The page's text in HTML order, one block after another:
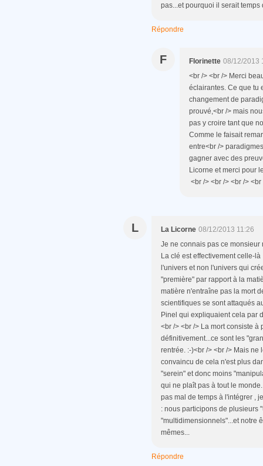
pas...et pourquoi il serait
Répondre
F Florinette 08/12/2013
<br /> <br /> Merci
éclairantes. Ce que tu
changement de
prouvé,<br /> mais
pas y croire tant que
Comme le faisait
entre<br />
gagner avec des
Licorne et merci pour
<br /> <br /> <br /> <br
L La Licorne 08/12/2013 11:26
Je ne connais pas ce monsieur
La clé est effectivement celle-
l'univers et non l'univers qui
"première" par rapport à la
matière n'entraîne pas la mort
scientifiques se sont attaqués
Pinel qui expliquaient cela par
<br /> <br /> La mort consiste à
définitivement...ce sont les
rentrée. :-)<br /> <br /> Mais
convaincu de cela n'est plus
"serein" et donc moins
qui ne plaît pas à tout le
pas mal de temps à l'intégrer ,
: nous participons de plusieurs
"multidimensionnels"...et notre
mêmes...
Répondre